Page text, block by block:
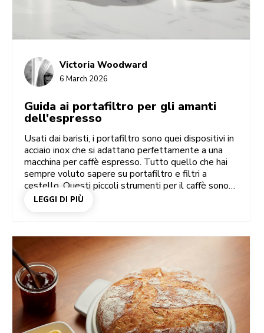
Victoria Woodward
6 March 2026
Guida ai portafiltro per gli amanti
dell'espresso
Usati dai baristi, i portafiltro sono quei dispositivi in
acciaio inox che si adattano perfettamente a una
macchina per caffè espresso. Tutto quello che hai
sempre voluto sapere su portafiltro e filtri a
cestello. Questi piccoli strumenti per il caffè sono
probabilmente le parti più importanti di una amata
LEGGI DI PIÙ